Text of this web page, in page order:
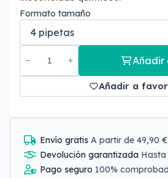
Formato tamaño
Añadir
Añadir a
Envío gratis A partir de 49,90 €
Devolución garantizada Hasta
Pago seguro 100%